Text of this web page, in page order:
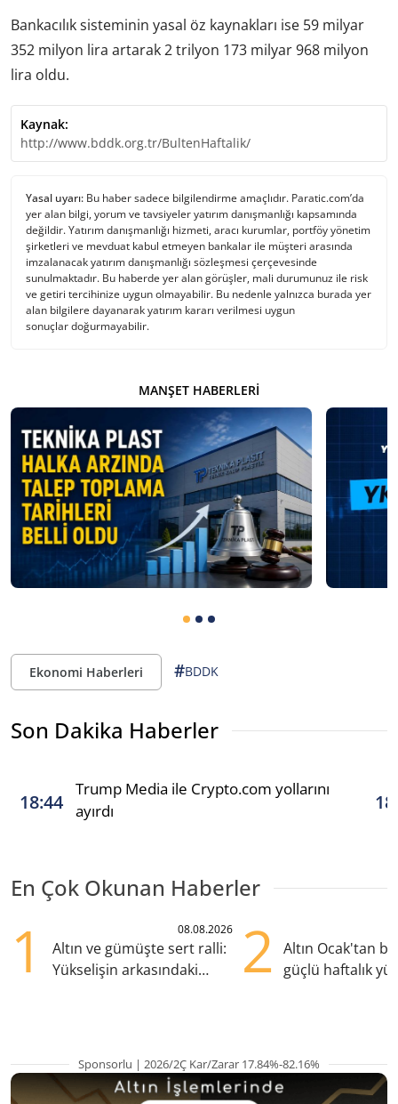
Bankacılık sisteminin yasal öz kaynakları ise 59 milyar
352 milyon lira artarak 2 trilyon 173 milyar 968 milyon
lira oldu.
Kaynak:
http://www.bddk.org.tr/BultenHaftalik/
Yasal uyarı: Bu haber sadece bilgilendirme amaçlıdır. Paratic.com’da
yer alan bilgi, yorum ve tavsiyeler yatırım danışmanlığı kapsamında
değildir. Yatırım danışmanlığı hizmeti, aracı kurumlar, portföy yönetim
şirketleri ve mevduat kabul etmeyen bankalar ile müşteri arasında
imzalanacak yatırım danışmanlığı sözleşmesi çerçevesinde
sunulmaktadır. Bu haberde yer alan görüşler, mali durumunuz ile risk
ve getiri tercihinize uygun olmayabilir. Bu nedenle yalnızca burada yer
alan bilgilere dayanarak yatırım kararı verilmesi uygun
sonuçlar doğurmayabilir.
MANŞET HABERLERI
Ekonomi Haberleri #BDDK
Son Dakika Haberler
18:44
Trump Media ile Crypto.com yollarını
ayırdı
En Çok Okunan Haberler
1 08.08.2026
Altın ve gümüşte sert ralli:
Yükselişin arkasındaki
2
Altın Ocak'tan
güçlü haftalık
Sponsorlu | 2026/2Ç Kar/Zarar 17.84%-82.16%